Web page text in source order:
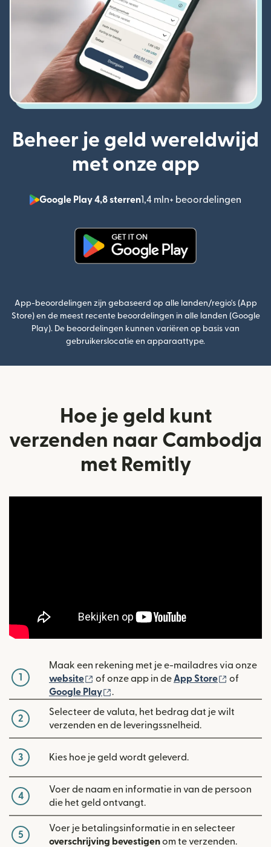
Beheer je geld wereldwijd
met onze app
Google Play 4,8 sterren1,4 mln+ beoordelingen
App-beoordelingen zijn gebaseerd op alle landen/regio's (App
Store) en de meest recente beoordelingen in alle landen (Google
Play). De beoordelingen kunnen variëren op basis van
gebruikerslocatie en apparaattype.
Hoe je geld kunt
verzenden naar Cambodja
met Remitly
1
Maak een rekening met je e-mailadres via onze
website
(wordt geopend in een nieuw venster)
of onze app in de App Store (wordt
of
Google Play
.
2
Selecteer de valuta, het bedrag dat je wilt
verzenden en de leveringssnelheid.
3 Kies hoe je geld wordt geleverd.
4
Voer de naam en informatie in van de persoon
die het geld ontvangt.
5
Voer je betalingsinformatie in en selecteer
overschrijving bevestigenom te verzenden.